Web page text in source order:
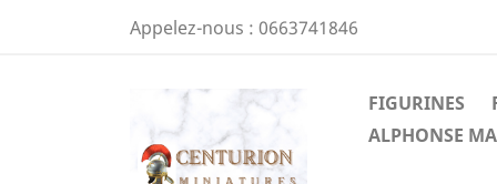
Appelez-nous : 0663741846
FIGURINES
ALPHONSE